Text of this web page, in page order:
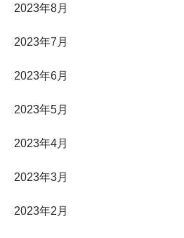
2023年8月
2023年7月
2023年6月
2023年5月
2023年4月
2023年3月
2023年2月